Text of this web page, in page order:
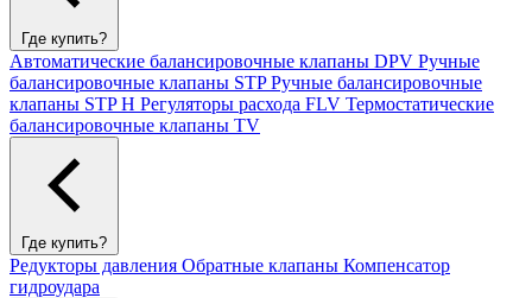
Где купить?
Автоматические балансировочные клапаны DPV Ручные
балансировочные клапаны STPРучные балансировочные
клапаны STP H Регуляторы расхода FLV Термостатические
балансировочные клапаны TV
Где купить?
Редукторы давления Обратные клапаны Компенсатор
гидроудара